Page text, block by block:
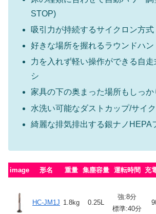
STOP)
吸引力が持続するサイクロン方式
好きな場所を握れるラウンドハン
力を入れず軽い操作ができる自
シ
家具の下の奥まった場所もしっか
水洗い可能なダストカップ/サイ
綺麗な排気排出する銀ナノHEPA
image 形名 重量 集塵容量 運転時間 充
HC-JM1J 1.8kg 0.25L
強:8分
標準:40分